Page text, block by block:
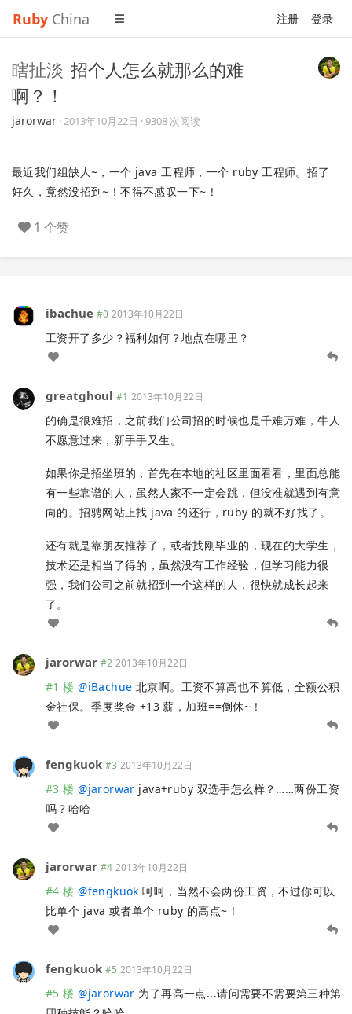
Ruby China 注册 登录
瞎扯淡 招个人怎么就那么的难
啊？！
jarorwar ·2013年10月22日 · 9308 次阅读
最近我们组缺人~，一个 java 工程师，一个 ruby 工程师。招了
好久，竟然没招到~！不得不感叹一下~！
1 个赞
ibachue #0 2013年10月22日
工资开了多少？福利如何？地点在哪里？
greatghoul #1 2013年10月22日
的确是很难招，之前我们公司招的时候也是千难万难，牛人
不愿意过来，新手手又生。
如果你是招坐班的，首先在本地的社区里面看看，里面总能
有一些靠谱的人，虽然人家不一定会跳，但没准就遇到有意
向的。招骋网站上找 java 的还行，ruby 的就不好找了。
还有就是靠朋友推荐了，或者找刚毕业的，现在的大学生，
技术还是相当了得的，虽然没有工作经验，但学习能力很
强，我们公司之前就招到一个这样的人，很快就成长起来
了。
jarorwar #2 2013年10月22日
#1 楼 @iBachue 北京啊。工资不算高也不算低，全额公积
金社保。季度奖金 +13 薪，加班==倒休~！
fengkuok #3 2013年10月22日
#3 楼 @jarorwar java+ruby 双选手怎么样？……两份工资
吗？哈哈
jarorwar #4 2013年10月22日
#4 楼 @fengkuok 呵呵，当然不会两份工资，不过你可以
比单个 java 或者单个 ruby 的高点~！
fengkuok #5 2013年10月22日
#5 楼 @jarorwar 为了再高一点...请问需要不需要第三种第